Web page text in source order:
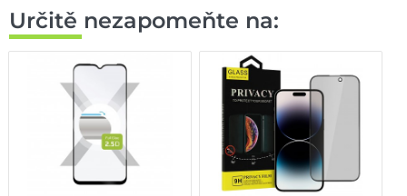
Určitě nezapomeňte na: